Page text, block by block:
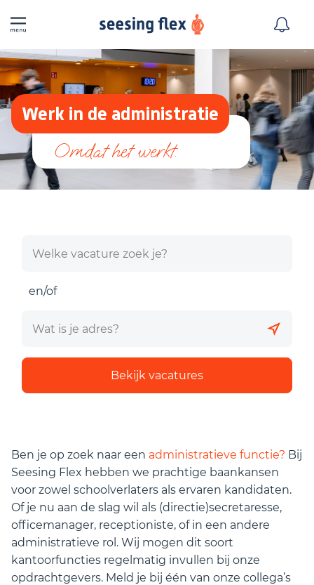
Werk in de administratie
en/of
Bekijk vacatures
Ben je op zoek naar een administratieve functie? Bij
Seesing Flex hebben we prachtige baankansen
voor zowel schoolverlaters als ervaren kandidaten.
Of je nu aan de slag wil als (directie)secretaresse,
officemanager, receptioniste, of in een andere
administratieve rol. Wij mogen dit soort
kantoorfuncties regelmatig invullen bij onze
opdrachtgevers. Meld je bij één van onze collega’s